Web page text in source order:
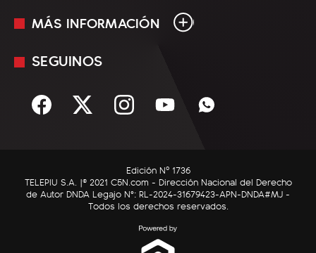
En Vivo
Sociedad
C5N Autos
RatingCero
MÁS INFORMACIÓN
Mediakit
Términos y condiciones
SEGUINOS
Edición Nº 1736
TELEPIU S.A. |© 2021 C5N.com - Dirección Nacional del Derecho
de Autor DNDA Legajo N°: RL-2024-31679423-APN-DNDA#MJ -
Todos los derechos reservados.